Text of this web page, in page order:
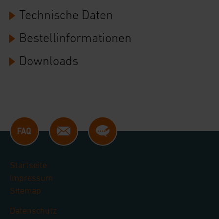
Einstellungen nicht längerfristig gespeichert
Technische Daten
Bestellinformationen
Downloads
Startseite
Impressum
Sitemap
Datenschutz